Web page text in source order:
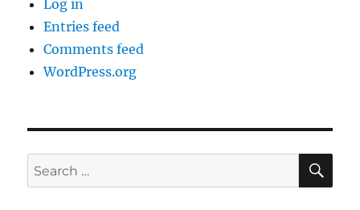
Log in
Entries feed
Comments feed
WordPress.org
Search
for: